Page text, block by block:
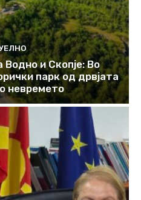
и Скопје: Во
парк од дрвјата
невремето